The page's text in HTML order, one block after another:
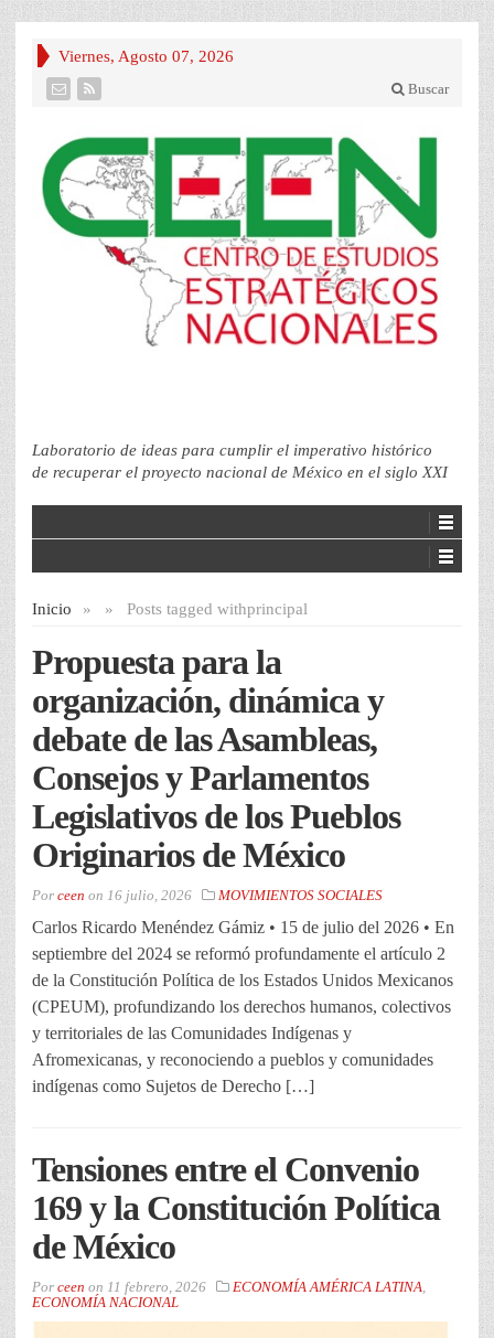
Viernes, Agosto 07, 2026
Buscar
Laboratorio de ideas para cumplir el imperativo histórico
de recuperar el proyecto nacional de México en el siglo XXI
Inicio » Posts tagged with
» principal
Propuesta para la
organización, dinámica y
debate de las Asambleas,
Consejos y Parlamentos
Legislativos de los Pueblos
Originarios de México
Por ceen on 16 julio, 2026 MOVIMIENTOS SOCIALES
Carlos Ricardo Menéndez Gámiz • 15 de julio del 2026 • En
septiembre del 2024 se reformó profundamente el artículo 2
de la Constitución Política de los Estados Unidos Mexicanos
(CPEUM), profundizando los derechos humanos, colectivos
y territoriales de las Comunidades Indígenas y
Afromexicanas, y reconociendo a pueblos y comunidades
indígenas como Sujetos de Derecho […]
Tensiones entre el Convenio
169 y la Constitución Política
de México
Por ceen on 11 febrero, 2026 ECONOMÍA AMÉRICA LATINA,
ECONOMÍA NACIONAL